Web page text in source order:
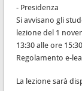
- Presidenza
Si avvisano gli
lezione del 1
13:30 alle ore
Regolamento e-
La lezione sarà